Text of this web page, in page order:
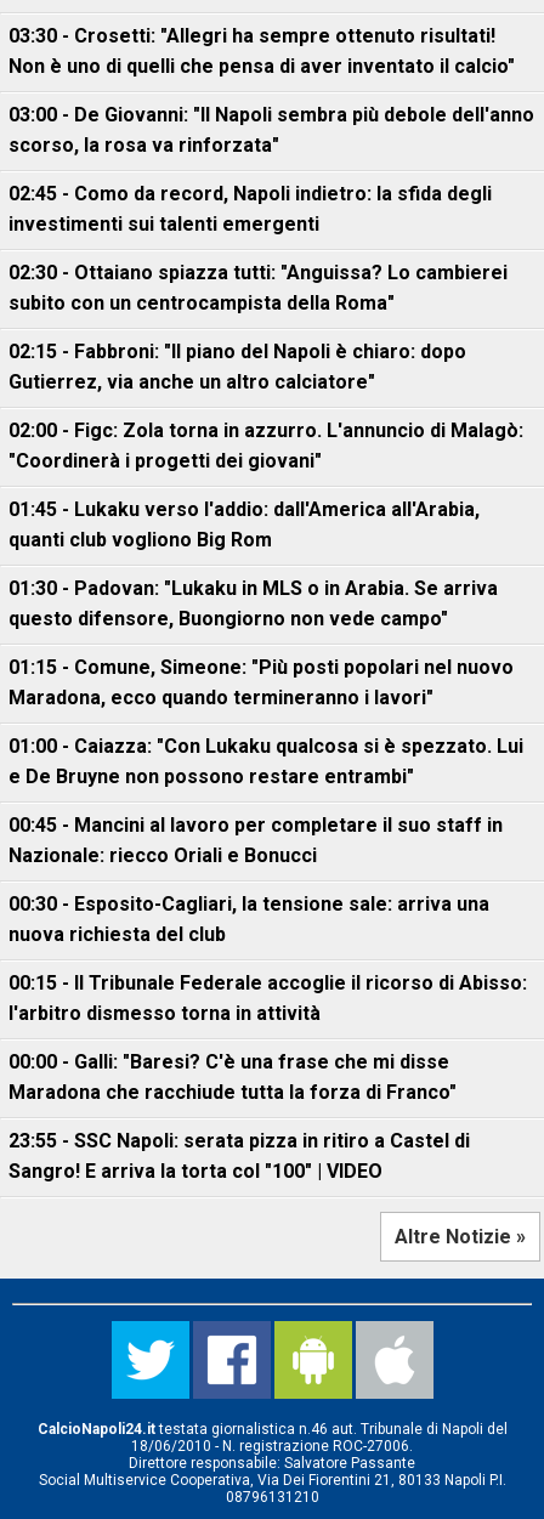
03:30 - Crosetti: "Allegri ha sempre ottenuto risultati!
Non è uno di quelli che pensa di aver inventato il calcio"
03:00 - De Giovanni: "Il Napoli sembra più debole dell'anno
scorso, la rosa va rinforzata"
02:45 - Como da record, Napoli indietro: la sfida degli
investimenti sui talenti emergenti
02:30 - Ottaiano spiazza tutti: "Anguissa? Lo cambierei
subito con un centrocampista della Roma"
02:15 - Fabbroni: "Il piano del Napoli è chiaro: dopo
Gutierrez, via anche un altro calciatore"
02:00 - Figc: Zola torna in azzurro. L'annuncio di Malagò:
"Coordinerà i progetti dei giovani"
01:45 - Lukaku verso l'addio: dall'America all'Arabia,
quanti club vogliono Big Rom
01:30 - Padovan: "Lukaku in MLS o in Arabia. Se arriva
questo difensore, Buongiorno non vede campo"
01:15 - Comune, Simeone: "Più posti popolari nel nuovo
Maradona, ecco quando termineranno i lavori"
01:00 - Caiazza: "Con Lukaku qualcosa si è spezzato. Lui
e De Bruyne non possono restare entrambi"
00:45 - Mancini al lavoro per completare il suo staff in
Nazionale: riecco Oriali e Bonucci
00:30 - Esposito-Cagliari, la tensione sale: arriva una
nuova richiesta del club
00:15 - Il Tribunale Federale accoglie il ricorso di Abisso:
l'arbitro dismesso torna in attività
00:00 - Galli: "Baresi? C'è una frase che mi disse
Maradona che racchiude tutta la forza di Franco"
23:55 - SSC Napoli: serata pizza in ritiro a Castel di
Sangro! E arriva la torta col "100" | VIDEO
Altre Notizie »
CalcioNapoli24.ittestata giornalistica n.46 aut. Tribunale di Napoli del
18/06/2010 - N. registrazione ROC-27006.
Direttore responsabile: Salvatore Passante
Social Multiservice Cooperativa, Via Dei Fiorentini 21, 80133 Napoli P.I.
08796131210